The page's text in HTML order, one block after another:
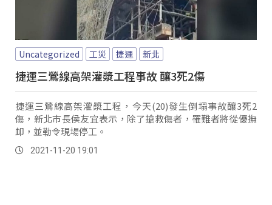
Uncategorized 工災 捷運 新北
捷運三鶯線高架灌漿工程事故 釀3死2傷
捷運三鶯線高架灌漿工程，今天(20)發生倒塌事故釀3死2
傷，新北市長侯友宜表示，除了搶救傷者，罹難者將從優撫
卹，並勒令現場停工。
2021-11-20 19:01